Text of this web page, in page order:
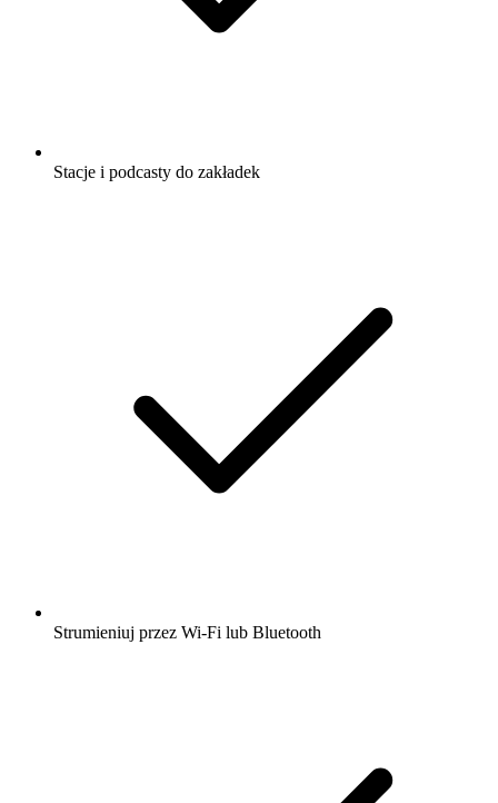
Stacje i podcasty do zakładek
Strumieniuj przez Wi-Fi lub Bluetooth